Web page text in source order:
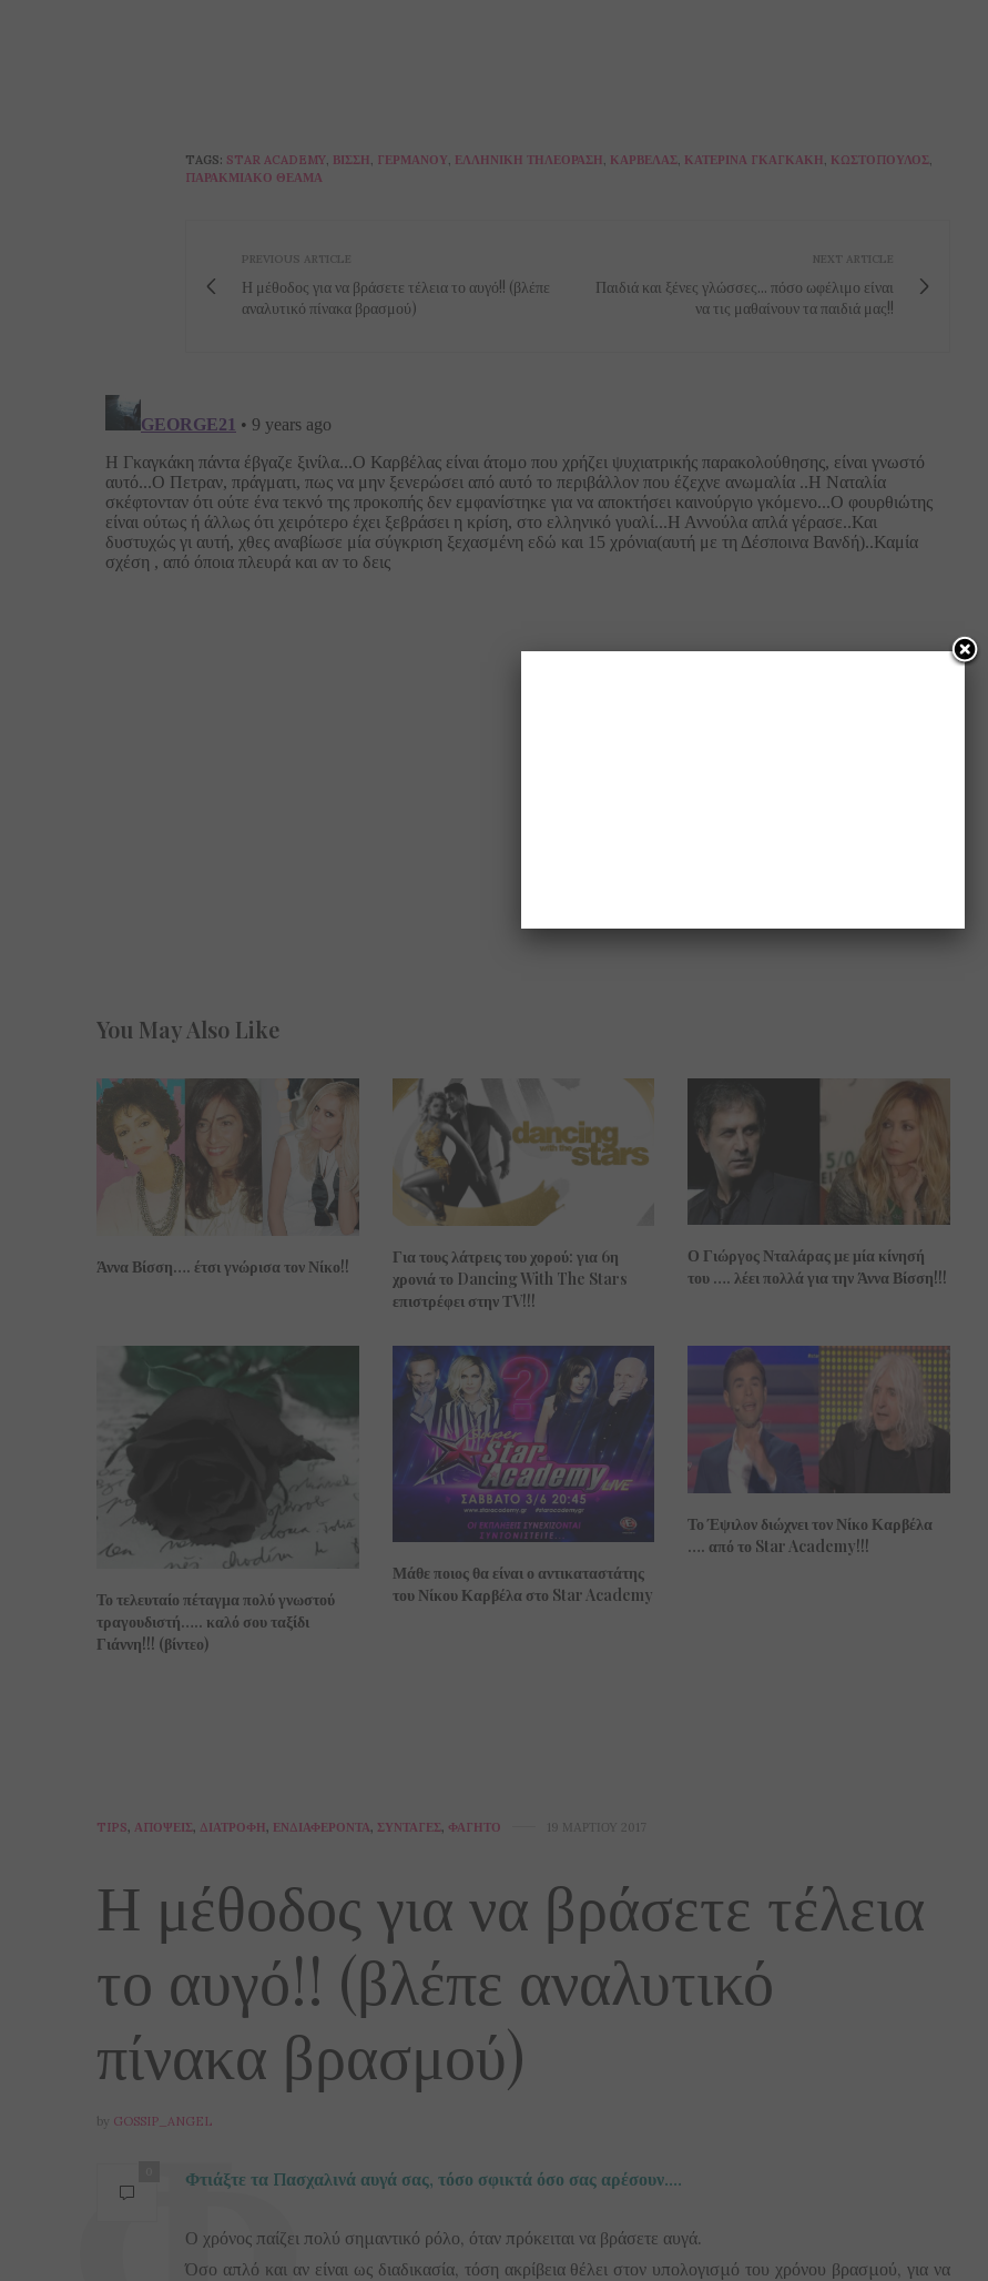
TAGS: STAR ACADEMY ΒΊΣΣΗ ΓΕΡΜΑΝΟΎ ΕΛΛΗΝΙΚΉ ΤΗΛΕΌΡΑΣΗ ΚΑΡΒΈΛΑΣ ΚΑΤΕΡΊΝΑ ΓΚΑΓΚΆΚΗ ΚΩΣΤΌΠΟΥΛΟΣ
ΠΑΡΑΚΜΙΑΚΌ ΘΈΑΜΑ
PREVIOUS ARTICLE
Η μέθοδος για να βράσετε τέλεια το αυγό!! (βλέπε
αναλυτικό πίνακα βρασμού)
NEXT ARTICLE
Παιδιά και ξένες γλώσσες... πόσο ωφέλιμο είναι
να τις μαθαίνουν τα παιδιά μας!!
You May Also Like
Άννα Βίσση…. έτσι γνώρισα τον Νίκο!!
Για τους λάτρεις του χορού: για 6η
χρονιά το Dancing With The Stars
επιστρέφει στην ΤV!!!
Ο Γιώργος Νταλάρας με μία κίνησή
του …. λέει πολλά για την Άννα Βίσση!!!
Το τελευταίο πέταγμα πολύ γνωστού
τραγουδιστή….. καλό σου ταξίδι
Γιάννη!!! (βίντεο)
Μάθε ποιος θα είναι ο αντικαταστάτης
του Νίκου Καρβέλα στο Star Academy
Το Έψιλον διώχνει τον Νίκο Καρβέλα
…. από το Star Academy!!!
TIPS, ΑΠΌΨΕΙΣ, ΔΙΑΤΡΟΦΉ, ΕΝΔΙΑΦΈΡΟΝΤΑ, ΣΥΝΤΑΓΈΣ, ΦΑΓΗΤΌ 19 ΜΑΡΤΊΟΥ 2017
Η μέθοδος για να βράσετε τέλεια
το αυγό!! (βλέπε αναλυτικό
πίνακα βρασμού)
by GOSSIP_ANGEL
Φτιάξτε τα Πασχαλινά αυγά σας, τόσο σφικτά όσο σας αρέσουν….
Ο χρόνος παίζει πολύ σημαντικό ρόλο, όταν πρόκειται να βράσετε αυγά.
Όσο απλό και αν είναι ως διαδικασία, τόση ακρίβεια θέλει στον υπολογισμό του χρόνου βρασμού, για να